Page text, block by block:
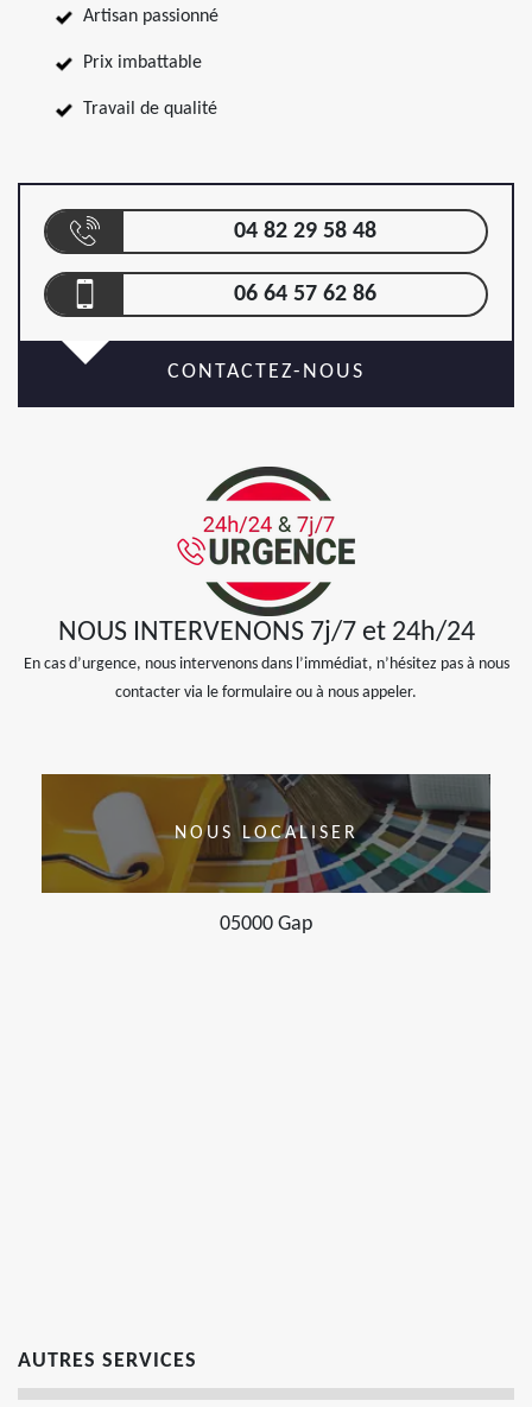
Artisan passionné
Prix imbattable
Travail de qualité
04 82 29 58 48
06 64 57 62 86
CONTACTEZ-NOUS
NOUS INTERVENONS 7j/7 et 24h/24
En cas d’urgence, nous intervenons dans l’immédiat, n’hésitez pas à nous
contacter via le formulaire ou à nous appeler.
NOUS LOCALISER
05000 Gap
AUTRES SERVICES